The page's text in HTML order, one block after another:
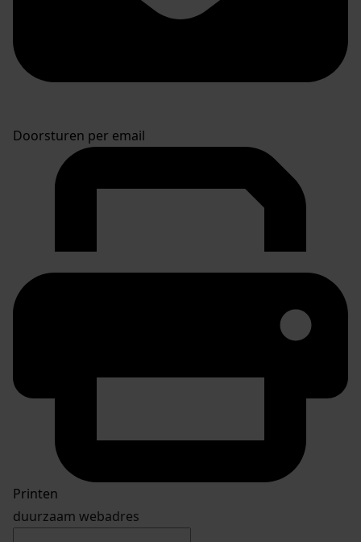
Doorsturen per email
Printen
duurzaam webadres